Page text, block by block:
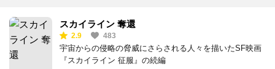
スカイライン 奪還
2.9 483
宇宙からの侵略の脅威にさらされる人々を描いたSF映画
『スカイライン 征服』の続編